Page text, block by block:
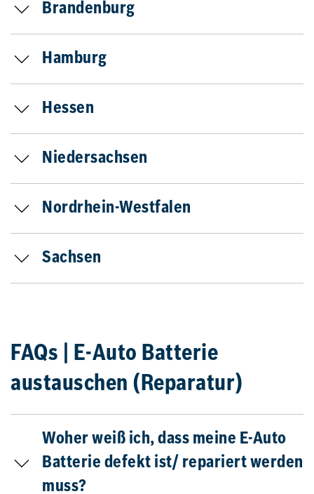
Brandenburg
Hamburg
Hessen
Niedersachsen
Nordrhein-Westfalen
Sachsen
FAQs | E-Auto Batterie
austauschen (Reparatur)
Woher weiß ich, dass meine E-Auto
Batterie defekt ist/ repariert werden
muss?